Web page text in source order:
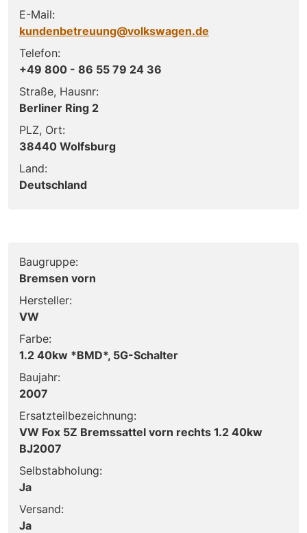
E-Mail:
kundenbetreuung@volkswagen.de
Telefon:
+49 800 - 86 55 79 24 36
Straße, Hausnr:
Berliner Ring 2
PLZ, Ort:
38440 Wolfsburg
Land:
Deutschland
Baugruppe:
Bremsen vorn
Hersteller:
VW
Farbe:
1.2 40kw *BMD*, 5G-Schalter
Baujahr:
2007
Ersatzteilbezeichnung:
VW Fox 5Z Bremssattel vorn rechts 1.2 40kw
BJ2007
Selbstabholung:
Ja
Versand:
Ja